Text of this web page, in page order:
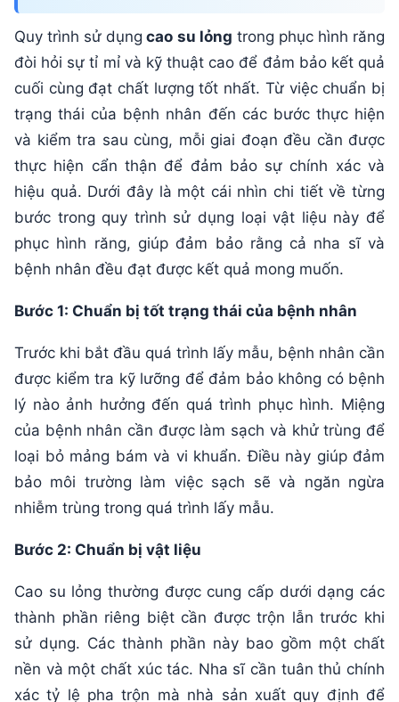
Quy trình sử dụng cao su lỏng trong phục hình răng
đòi hỏi sự tỉ mỉ và kỹ thuật cao để đảm bảo kết quả
cuối cùng đạt chất lượng tốt nhất. Từ việc chuẩn bị
trạng thái của bệnh nhân đến các bước thực hiện
và kiểm tra sau cùng, mỗi giai đoạn đều cần được
thực hiện cẩn thận để đảm bảo sự chính xác và
hiệu quả. Dưới đây là một cái nhìn chi tiết về từng
bước trong quy trình sử dụng loại vật liệu này để
phục hình răng, giúp đảm bảo rằng cả nha sĩ và
bệnh nhân đều đạt được kết quả mong muốn.
Bước 1: Chuẩn bị tốt trạng thái của bệnh nhân
Trước khi bắt đầu quá trình lấy mẫu, bệnh nhân cần
được kiểm tra kỹ lưỡng để đảm bảo không có bệnh
lý nào ảnh hưởng đến quá trình phục hình. Miệng
của bệnh nhân cần được làm sạch và khử trùng để
loại bỏ mảng bám và vi khuẩn. Điều này giúp đảm
bảo môi trường làm việc sạch sẽ và ngăn ngừa
nhiễm trùng trong quá trình lấy mẫu.
Bước 2: Chuẩn bị vật liệu
Cao su lỏng thường được cung cấp dưới dạng các
thành phần riêng biệt cần được trộn lẫn trước khi
sử dụng. Các thành phần này bao gồm một chất
nền và một chất xúc tác. Nha sĩ cần tuân thủ chính
xác tỷ lệ pha trộn mà nhà sản xuất quy định để